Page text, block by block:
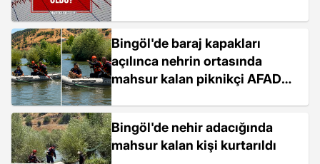
Bingöl'de baraj kapakları
açılınca nehrin ortasında
mahsur kalan piknikçi AFAD
Bingöl'de nehir adacığında
mahsur kalan kişi kurtarıldı